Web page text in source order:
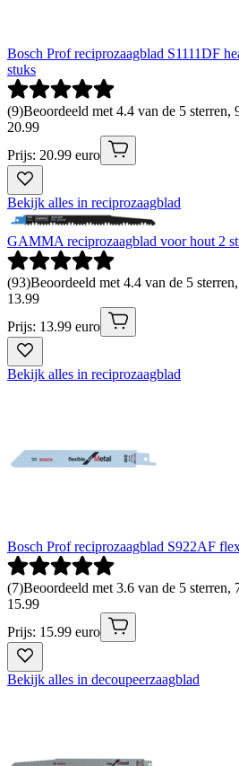
Bosch Prof reciprozaagblad S1111DF
stuks
(9)Beoordeeld met 4.4 van de 5 sterren,
20.99
Prijs: 20.99 euro
Bekijk alles in reciprozaagblad
GAMMA reciprozaagblad voor hout 2
(93)Beoordeeld met 4.4 van de 5
13.99
Prijs: 13.99 euro
Bekijk alles in reciprozaagblad
Bosch Prof reciprozaagblad S922AF
(7)Beoordeeld met 3.6 van de 5 sterren,
15.99
Prijs: 15.99 euro
Bekijk alles in decoupeerzaagblad